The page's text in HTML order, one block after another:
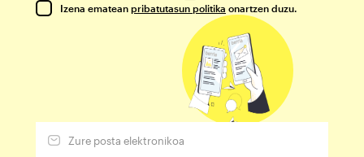
Izena ematean pribatutasun politika onartzen duzu.